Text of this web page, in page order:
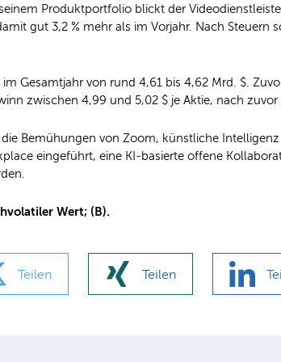
Produktportfolio blickt der
gut 3,2 % mehr als im Vorjahr. Nach Steuern
Gesamtjahr von rund 4,61 bis 4,62 Mrd. $.
zwischen 4,99 und 5,02 $ je Aktie, nach zuvor
Bemühungen von Zoom, künstliche
eingeführt, eine KI-basierte offene
Wert; (B).
Teilen Teilen